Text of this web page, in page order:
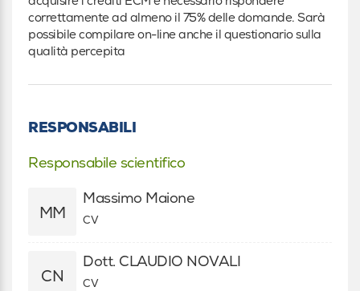
correttamente ad almeno il 75% delle domande. Sarà
possibile compilare on-line anche il questionario sulla
qualità percepita
RESPONSABILI
Responsabile scientifico
MM
Massimo Maione
CV
CN
Dott. CLAUDIO NOVALI
CV